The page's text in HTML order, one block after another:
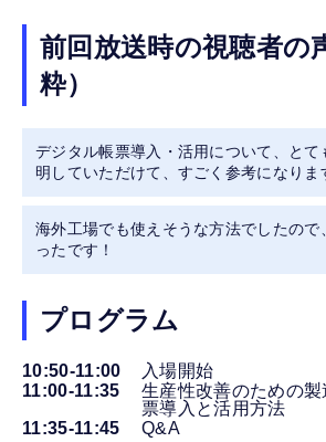
前回放送時の視聴者の
粋）
デジタル帳票導入・活用について、とて
明していただけて、すごく参考になりま
海外工場でも使えそうな方法でしたので
ったです！
プログラム
10:50-11:00
入場開始
11:00-11:35
生産性改善のための
票導入と活用方法
11:35-11:45
Q&A